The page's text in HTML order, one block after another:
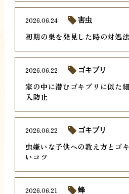
初期の巣を発見した時の対処
2026.06.24 害虫
家の中に潜むゴキブリに似た
入防止
2026.06.22 ゴキブリ
虫嫌いな子供への教え方とゴ
いコツ
2026.06.22 ゴキブリ
2026.06.21 蜂